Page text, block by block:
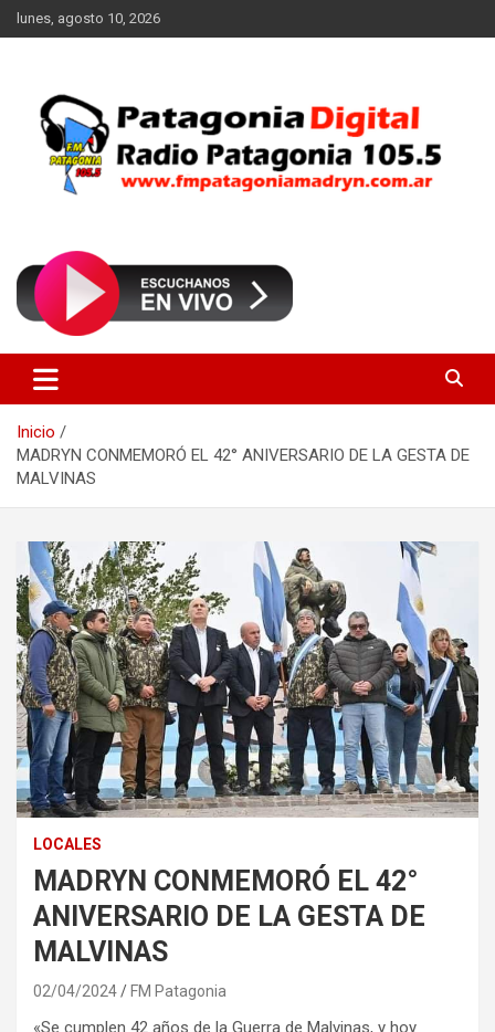
Saltar
al
lunes, agosto 10, 2026
FM Patagonia Madryn
Inicio
MADRYN CONMEMORÓ EL 42° ANIVERSARIO DE LA GESTA DE
MALVINAS
LOCALES
MADRYN CONMEMORÓ EL 42°
ANIVERSARIO DE LA GESTA DE
MALVINAS
02/04/2024 FM Patagonia
«Se cumplen 42 años de la Guerra de Malvinas, y hoy